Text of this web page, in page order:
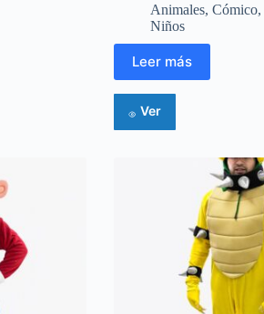
Animales, Cómico,
Niños
Leer más
Ver